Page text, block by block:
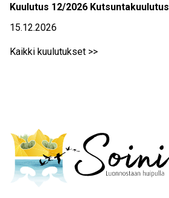
Kuulutus 12/2026 Kutsuntakuulutus
15.12.2026
Kaikki kuulutukset >>